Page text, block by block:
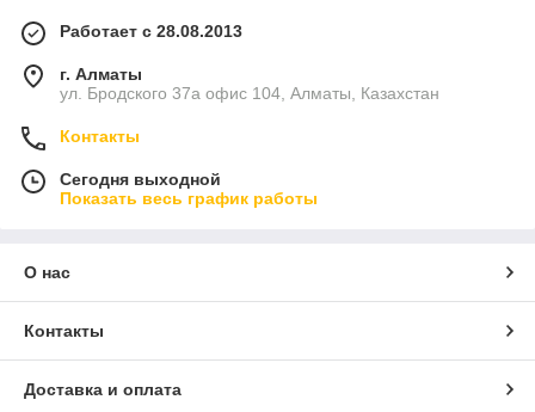
Работает с 28.08.2013
г. Алматы
ул. Бродского 37а офис 104, Алматы, Казахстан
Контакты
Сегодня выходной
Показать весь график работы
О нас
Контакты
Доставка и оплата